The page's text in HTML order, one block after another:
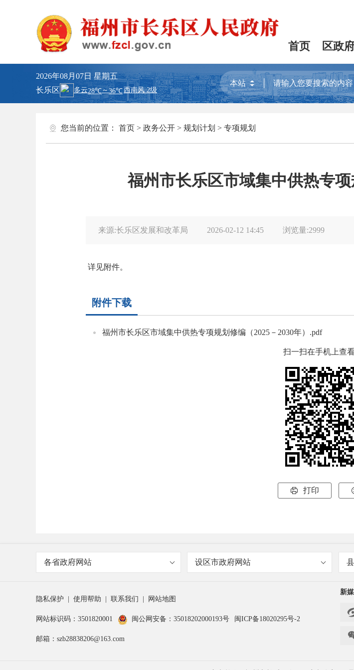
首页 区政
2026年08月07日 星期五
长乐区
您当前的位置： 首页 > 政务公开 > 规划计划 > 专项规划
福州市长乐区市域集中供热专项
来源:长乐区发展和改革局 2026-02-12 14:45 浏览量:2999
详见附件。
附件下载
福州市长乐区市域集中供热专项规划修编（2025－2030年）.pdf
扫一扫在手机上查
 打印
各省政府网站 设区市政府网站
隐私保护 使用帮助 联系我们 网站地图
网站标识码：3501820001 闽公网安备：35018202000193号 闽ICP备18020295号-2
邮箱：szb28838206@163.com
新